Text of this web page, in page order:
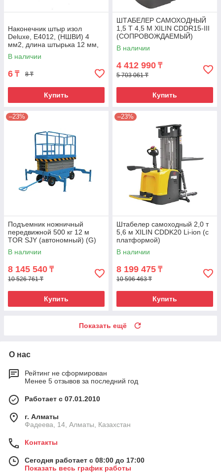
Наконечник штыр изол
Deluxe, Е4012, (НШВИ) 4
мм2, длина штырька 12 мм,
(1000 шт/упак)
В наличии
6 ₸ 8 ₸
Купить
ШТАБЕЛЕР САМОХОДНЫЙ
1,5 Т 4,5 М XILIN CDDR15-III
(СОПРОВОЖДАЕМЫЙ)
В наличии
4 412 990 ₸
5 703 061 ₸
Купить
–23%
Подъемник ножничный
передвижной 500 кг 12 м
TOR SJY (автономный) (G)
В наличии
8 145 540 ₸
10 526 761 ₸
Купить
–23%
Штабелер самоходный 2,0 т
5,6 м XILIN CDDK20 Li-ion (с
платформой)
В наличии
8 199 475 ₸
10 596 463 ₸
Купить
Показать ещё
О нас
Рейтинг не сформирован
Менее 5 отзывов за последний год
Работает с 07.01.2010
г. Алматы
Фадеева, 14, Алматы, Казахстан
Контакты
Сегодня работает с 08:00 до 17:00
Показать весь график работы